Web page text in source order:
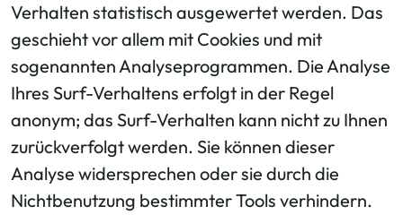
Verhalten statistisch ausgewertet werden. Das
geschieht vor allem mit Cookies und mit
sogenannten Analyseprogrammen. Die Analyse
Ihres Surf-Verhaltens erfolgt in der Regel
anonym; das Surf-Verhalten kann nicht zu Ihnen
zurückverfolgt werden. Sie können dieser
Analyse widersprechen oder sie durch die
Nichtbenutzung bestimmter Tools verhindern.